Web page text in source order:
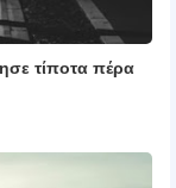
τίποτα πέρα